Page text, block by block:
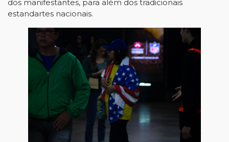
dos manifestantes, para além dos tradicionais
estandartes nacionais.